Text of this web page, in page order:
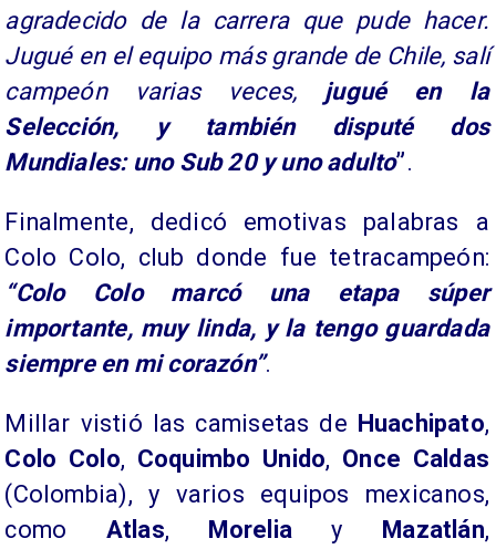
agradecido de la carrera que pude hacer.
Jugué en el equipo más grande de Chile, salí
campeón varias veces, jugué en la
Selección, y también disputé dos
Mundiales: uno Sub 20 y uno adulto”.
Finalmente, dedicó emotivas palabras a
Colo Colo, club donde fue tetracampeón:
“Colo Colo marcó una etapa súper
importante, muy linda, y la tengo guardada
siempre en mi corazón”.
Millar vistió las camisetas de Huachipato,
Colo Colo, Coquimbo Unido, Once Caldas
(Colombia), y varios equipos mexicanos,
como Atlas, Morelia y Mazatlán,